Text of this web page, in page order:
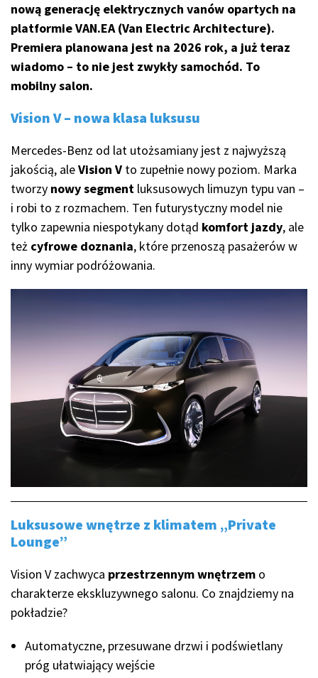
nową generację elektrycznych vanów opartych na
platformie VAN.EA (Van Electric Architecture).
Premiera planowana jest na 2026 rok, a już teraz
wiadomo – to nie jest zwykły samochód. To
mobilny salon.
Vision V – nowa klasa luksusu
Mercedes-Benz od lat utożsamiany jest z najwyższą
jakością, aleVision V to zupełnie nowy poziom. Marka
tworzy nowy segment luksusowych limuzyn typu van –
i robi to z rozmachem. Ten futurystyczny model nie
tylko zapewnia niespotykany dotąd komfort jazdy, ale
też cyfrowe doznania, które przenoszą pasażerów w
inny wymiar podróżowania.
Luksusowe wnętrze z klimatem „Private
Lounge”
Vision V zachwyca przestrzennym wnętrzem o
charakterze ekskluzywnego salonu. Co znajdziemy na
pokładzie?
Automatyczne, przesuwane drzwi i podświetlany
próg ułatwiający wejście